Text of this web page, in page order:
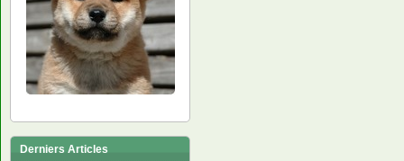
Derniers Articles